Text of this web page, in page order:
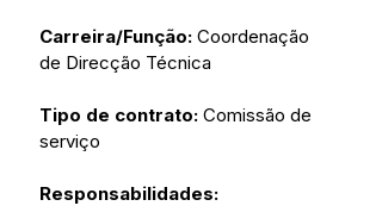
Carreira/Função: Coordenação
de Direcção Técnica
Tipo de contrato: Comissão de
serviço
Responsabilidades: